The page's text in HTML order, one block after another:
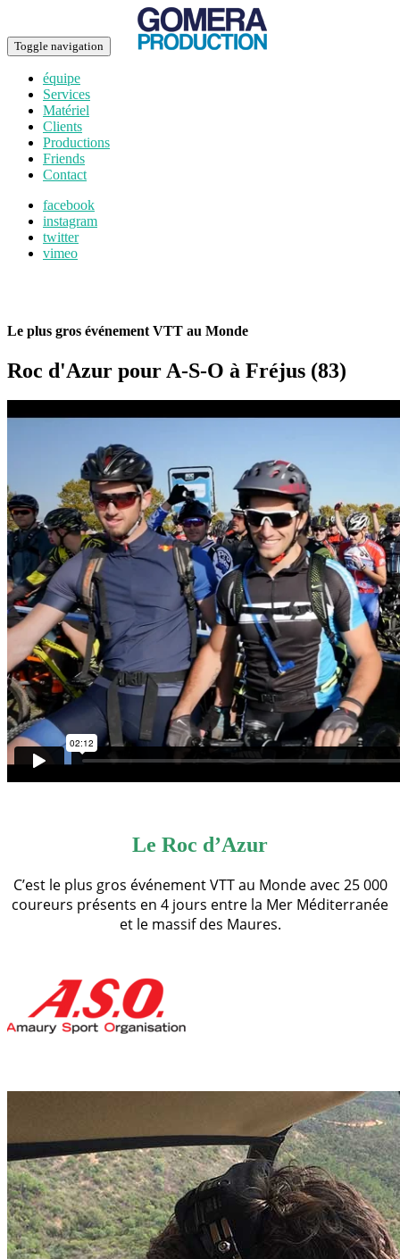
Toggle navigation
équipe
Services
Matériel
Clients
Productions
Friends
Contact
facebook
instagram
twitter
vimeo
Le plus gros événement VTT au Monde
Roc d'Azur pour A-S-O à Fréjus (83)
Le Roc d’Azur
C’est le plus gros événement VTT au Monde avec 25 000
coureurs présents en 4 jours entre la Mer Méditerranée
et le massif des Maures.